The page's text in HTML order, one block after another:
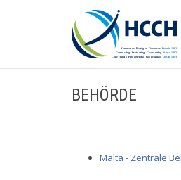
BEHÖRDE
Malta - Zentrale